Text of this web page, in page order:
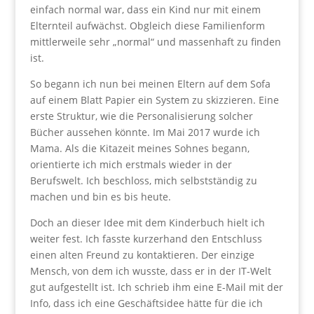
einfach normal war, dass ein Kind nur mit einem
Elternteil aufwächst. Obgleich diese Familienform
mittlerweile sehr „normal“ und massenhaft zu finden
ist.
So begann ich nun bei meinen Eltern auf dem Sofa
auf einem Blatt Papier ein System zu skizzieren. Eine
erste Struktur, wie die Personalisierung solcher
Bücher aussehen könnte. Im Mai 2017 wurde ich
Mama. Als die Kitazeit meines Sohnes begann,
orientierte ich mich erstmals wieder in der
Berufswelt. Ich beschloss, mich selbstständig zu
machen und bin es bis heute.
Doch an dieser Idee mit dem Kinderbuch hielt ich
weiter fest. Ich fasste kurzerhand den Entschluss
einen alten Freund zu kontaktieren. Der einzige
Mensch, von dem ich wusste, dass er in der IT-Welt
gut aufgestellt ist. Ich schrieb ihm eine E-Mail mit der
Info, dass ich eine Geschäftsidee hätte für die ich